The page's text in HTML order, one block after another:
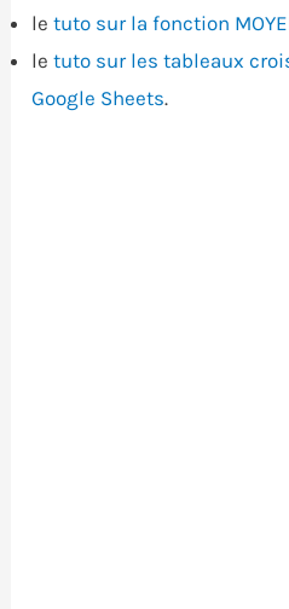
letuto sur la fonction
letuto sur les tableaux
Google Sheets.